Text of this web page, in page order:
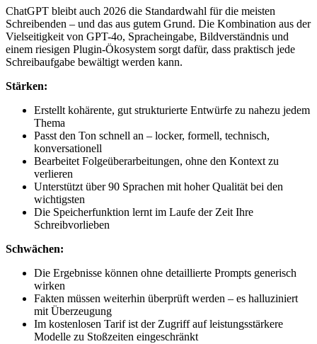
ChatGPT bleibt auch 2026 die Standardwahl für die meisten
Schreibenden – und das aus gutem Grund. Die Kombination aus der
Vielseitigkeit von GPT-4o, Spracheingabe, Bildverständnis und
einem riesigen Plugin-Ökosystem sorgt dafür, dass praktisch jede
Schreibaufgabe bewältigt werden kann.
Stärken:
Erstellt kohärente, gut strukturierte Entwürfe zu nahezu jedem
Thema
Passt den Ton schnell an – locker, formell, technisch,
konversationell
Bearbeitet Folgeüberarbeitungen, ohne den Kontext zu
verlieren
Unterstützt über 90 Sprachen mit hoher Qualität bei den
wichtigsten
Die Speicherfunktion lernt im Laufe der Zeit Ihre
Schreibvorlieben
Schwächen:
Die Ergebnisse können ohne detaillierte Prompts generisch
wirken
Fakten müssen weiterhin überprüft werden – es halluziniert
mit Überzeugung
Im kostenlosen Tarif ist der Zugriff auf leistungsstärkere
Modelle zu Stoßzeiten eingeschränkt